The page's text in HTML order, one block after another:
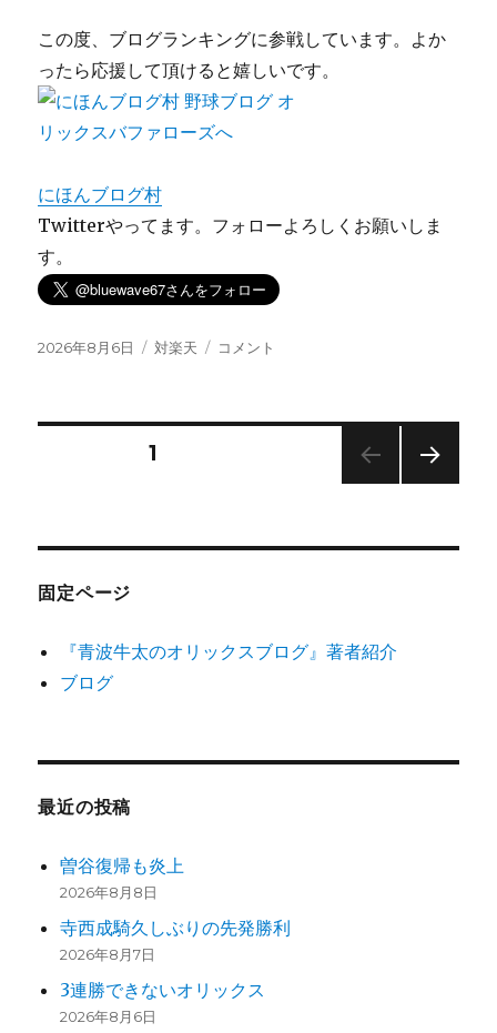
この度、ブログランキングに参戦しています。よか
ったら応援して頂けると嬉しいです。
にほんブログ村
Twitterやってます。フォローよろしくお願いしま
す。
投
2026年8月6日
カ
対楽天
3
ッ
コメント
の
ペ
ー
固定ページ1
固定ページ
『青波牛太のオリックスブログ』著者紹介
ブログ
最近の投稿
曽谷復帰も炎上
2026年8月8日
寺西成騎久しぶりの先発勝利
2026年8月7日
3連勝できないオリックス
2026年8月6日